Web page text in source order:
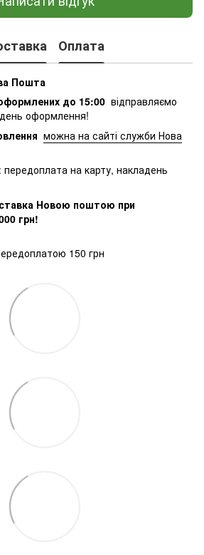
Оплата
Пошта
до 15:00 відправляємо
оформлення!
можна на сайті служби Нова
: передоплата на карту, накладень
Новою поштою при
грн!
150 грн